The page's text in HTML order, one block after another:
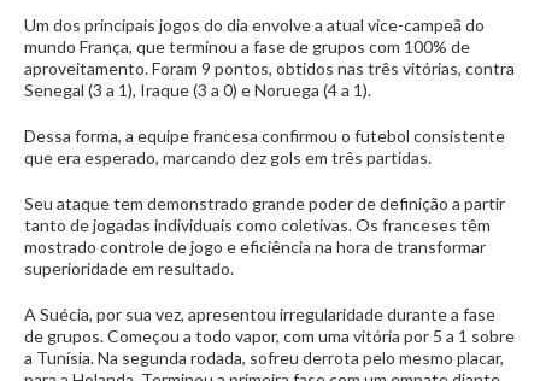
Um dos principais jogos do dia envolve a atual vice-campeã do
mundo França, que terminou a fase de grupos com 100% de
aproveitamento. Foram 9 pontos, obtidos nas três vitórias, contra
Senegal (3 a 1), Iraque (3 a 0) e Noruega (4 a 1).
Dessa forma, a equipe francesa confirmou o futebol consistente
que era esperado, marcando dez gols em três partidas.
Seu ataque tem demonstrado grande poder de definição a partir
tanto de jogadas individuais como coletivas. Os franceses têm
mostrado controle de jogo e eficiência na hora de transformar
superioridade em resultado.
A Suécia, por sua vez, apresentou irregularidade durante a fase
de grupos. Começou a todo vapor, com uma vitória por 5 a 1 sobre
a Tunísia. Na segunda rodada, sofreu derrota pelo mesmo placar,